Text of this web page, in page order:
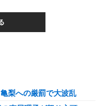
梨への厳罰で大波乱